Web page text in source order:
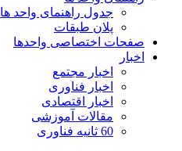
جدول راهنمای واحد ها
پلان طبقات
صفحات اختصاصی واحدها
اخبار
اخبار مجتمع
اخبار فناوری
اخبار اقتصادی
مقالات آموزشی
60 ثانیه فناوری